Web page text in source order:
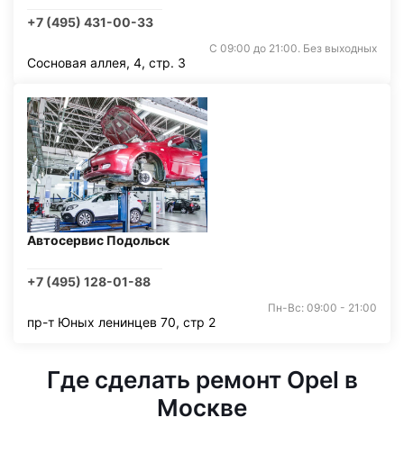
+7 (495) 431-00-33
С 09:00 до 21:00. Без выходных
Сосновая аллея, 4, стр. 3
Автосервис Подольск
+7 (495) 128-01-88
Пн-Вс: 09:00 - 21:00
пр-т Юных ленинцев 70, стр 2
Где сделать ремонт Opel в
Москве